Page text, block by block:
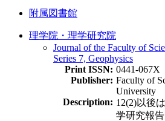
附属図書館
理学院・理学研究院
Journal of the Faculty of
Series 7, Geophysics
Print ISSN: 0441-067X
Publisher: Faculty of
University
Description: 12(2)以後
学研究報告